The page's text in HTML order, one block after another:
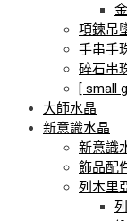
項鍊吊
手串手
碎石串
[ small
大師水晶
新意識水晶
新意識
飾品配
列木里